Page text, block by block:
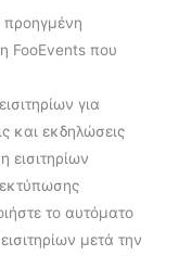
προηγμένη
FooEvents που
για
και εκδηλώσεις
εισιτηρίων
το αυτόματο
μετά την